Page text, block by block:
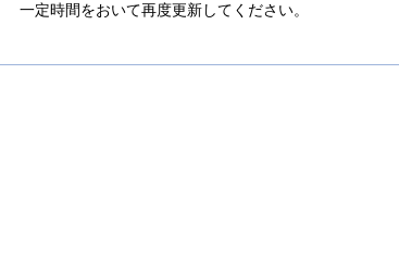
一定時間をおいて再度更新してください。